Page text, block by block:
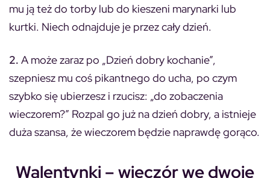
mu ją też do torby lub do kieszeni marynarki lub
kurtki. Niech odnajduje je przez cały dzień.
2. A może zaraz po „Dzień dobry kochanie”,
szepniesz mu coś pikantnego do ucha, po czym
szybko się ubierzesz i rzucisz: „do zobaczenia
wieczorem?” Rozpal go już na dzień dobry, a istnieje
duża szansa, że wieczorem będzie naprawdę gorąco.
Walentynki – wieczór we dwoje